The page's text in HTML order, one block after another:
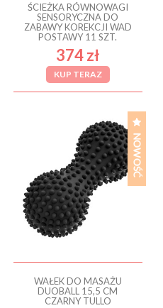
ŚCIEŻKA RÓWNOWAGI
SENSORYCZNA DO
ZABAWY KOREKCJI WAD
POSTAWY 11 SZT.
374 zł
KUP TERAZ
WAŁEK DO MASAŻU
DUOBALL 15,5 CM
CZARNY TULLO